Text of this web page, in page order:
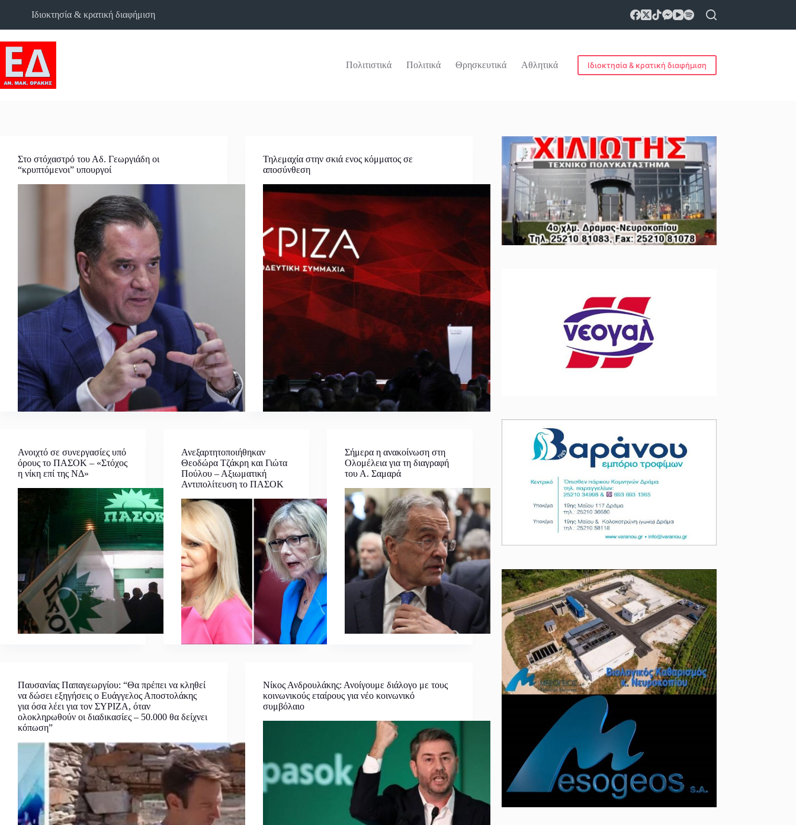
Ιδιοκτησία & κρατική διαφήμιση
Πολιτιστικά Πολιτικά Θρησκευτικά Αθλητικά Ιδιοκτησία & κρατική διαφήμιση
Στο στόχαστρό του Αδ. Γεωργιάδη οι
“κρυπτόμενοι” υπουργοί
Τηλεμαχία στην σκιά ενος κόμματος σε
αποσύνθεση
Ανοιχτό σε συνεργασίες υπό
όρους το ΠΑΣΟΚ – «Στόχος
η νίκη επί της ΝΔ»
Ανεξαρτητοποιήθηκαν
Θεοδώρα Τζάκρη και Γιώτα
Πούλου – Αξιωματική
Αντιπολίτευση το ΠΑΣΟΚ
Σήμερα η ανακοίνωση στη
Ολομέλεια για τη διαγραφή
του Α. Σαμαρά
Παυσανίας Παπαγεωργίου: “Θα πρέπει να κληθεί
να δώσει εξηγήσεις ο Ευάγγελος Αποστολάκης
για όσα λέει για τον ΣΥΡΙΖΑ, όταν
ολοκληρωθούν οι διαδικασίες – 50.000 θα δείχνει
κόπωση”
Νίκος Ανδρουλάκης: Ανοίγουμε διάλογο με τους
κοινωνικούς εταίρους για νέο κοινωνικό
συμβόλαιο